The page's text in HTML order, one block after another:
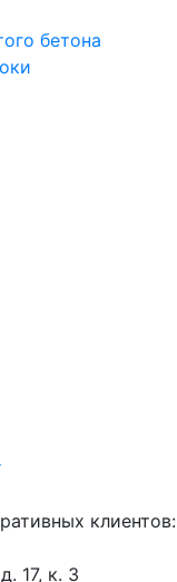
бетона
клиентов:
17, к. 3